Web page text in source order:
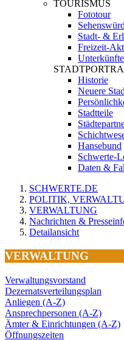
TOURISMUS
Fototour
Stadt- &
Freizeit-
Unterkünfte
Historie
Neuere
Stadtteile
Hansebund
Schwerte-
Daten &
SCHWERTE.DE
POLITIK,
VERWALTUNG
Nachrichten &
Detailansicht
VERWALTUNG
Verwaltungsvorstand
Dezernatsverteilungsplan
Anliegen (A-Z)
Ansprechpersonen (A-Z)
Ämter & Einrichtungen (A-Z)
Öffnungszeiten